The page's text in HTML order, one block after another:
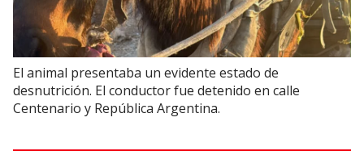
El animal presentaba un evidente estado de
desnutrición. El conductor fue detenido en calle
Centenario y República Argentina.